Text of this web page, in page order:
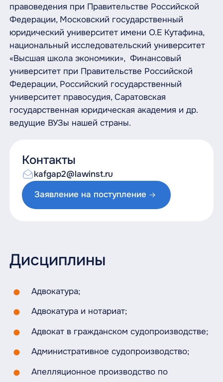
правоведения при Правительстве Российской
Федерации, Московский государственный
юридический университет имени О.Е Кутафина,
национальный исследовательский университет
«Высшая школа экономики», Финансовый
университет при Правительстве Российской
Федерации, Российский государственный
университет правосудия, Саратовская
государственная юридическая академия и др.
ведущие ВУЗы нашей страны.
Контакты
kafgap2@lawinst.ru
Заявление на поступление
Дисциплины
Адвокатура;
Адвокатура и нотариат;
Адвокат в гражданском судопроизводстве;
Административное судопроизводство;
Апелляционное производство по